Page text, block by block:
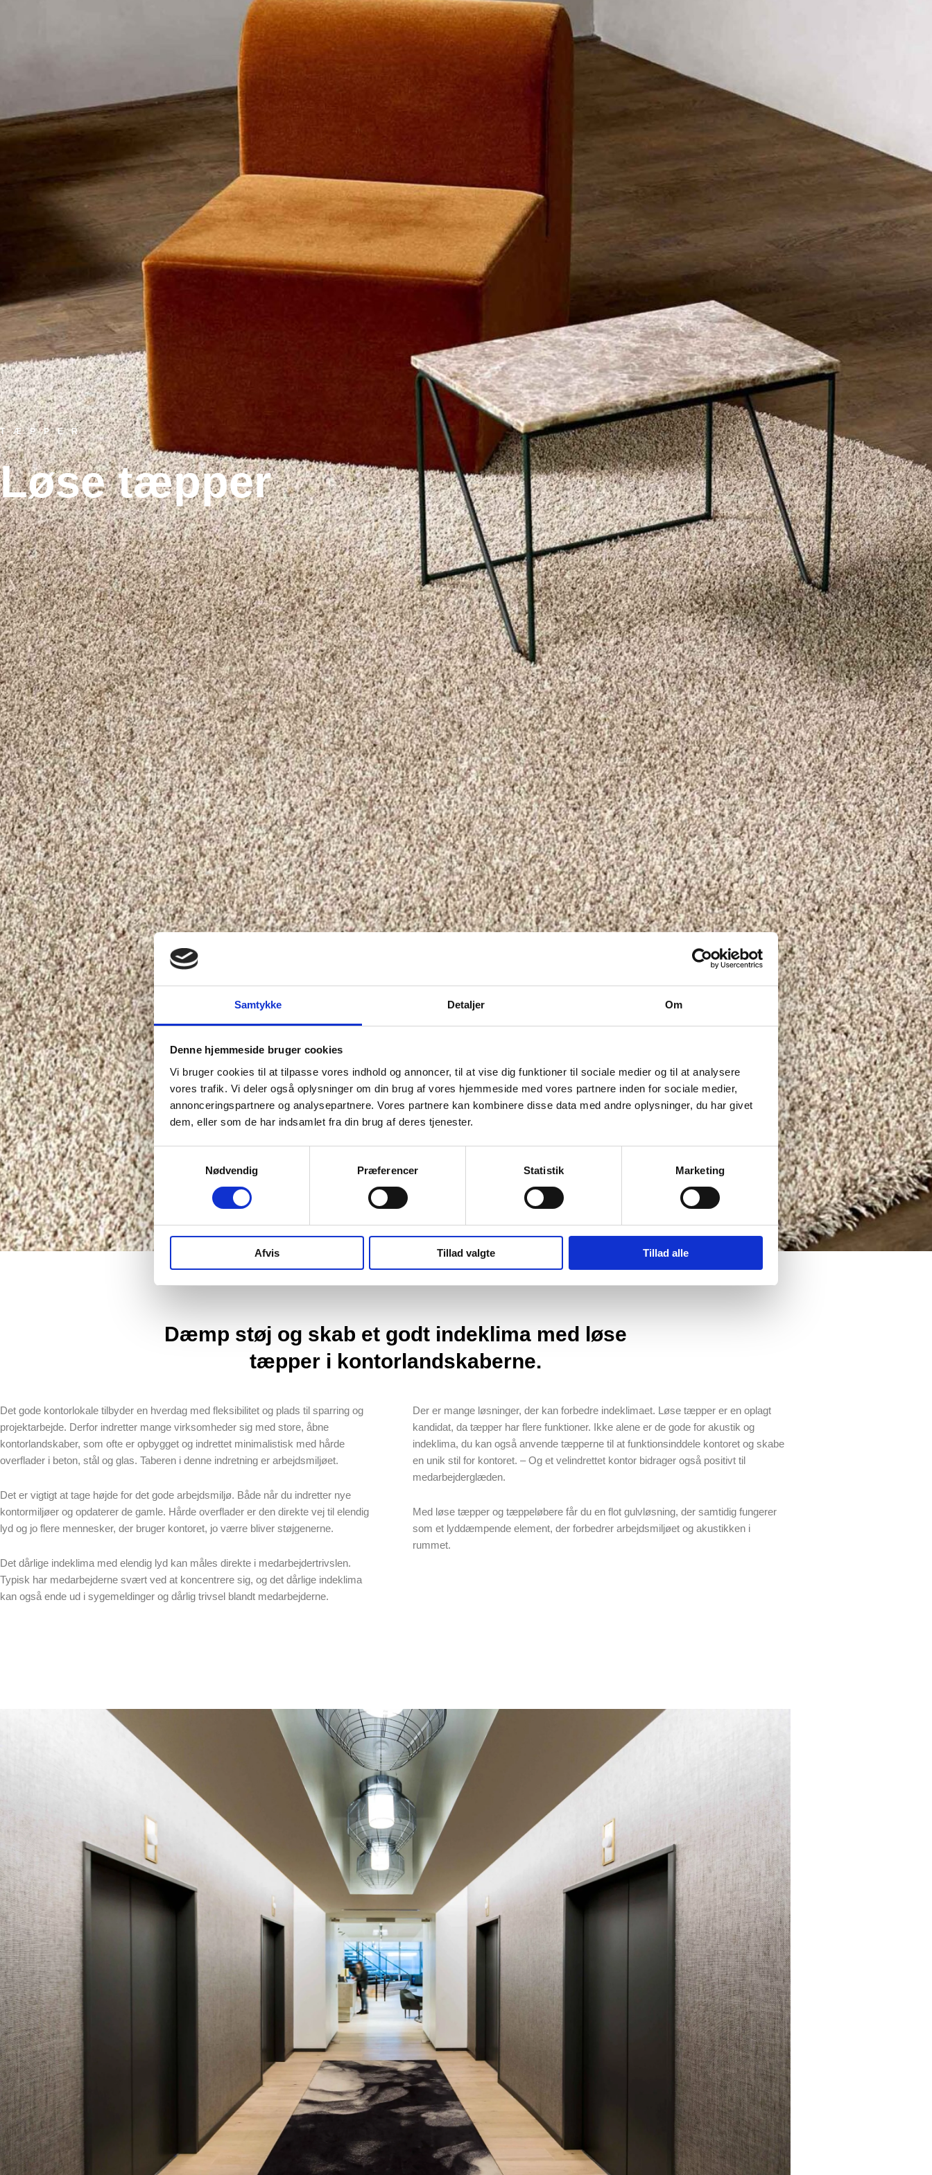
Samtykke Detaljer Om
Denne hjemmeside bruger cookies
Vi bruger cookies til at tilpasse vores indhold og annoncer, til at vise dig funktioner til sociale medier og til at analysere
vores trafik. Vi deler også oplysninger om din brug af vores hjemmeside med vores partnere inden for sociale medier,
annonceringspartnere og analysepartnere. Vores partnere kan kombinere disse data med andre oplysninger, du har givet
dem, eller som de har indsamlet fra din brug af deres tjenester.
Samtykkevalg
Nødvendig
Præferencer Statistik Marketing
Afvis Tillad valgte Tillad alle
TÆPPER
Løse tæpper
Dæmp støj og skab et godt indeklima med løse
tæpper i kontorlandskaberne.
Det gode kontorlokale tilbyder en hverdag med fleksibilitet og plads til sparring og
projektarbejde. Derfor indretter mange virksomheder sig med store, åbne
kontorlandskaber, som ofte er opbygget og indrettet minimalistisk med hårde
overflader i beton, stål og glas. Taberen i denne indretning er arbejdsmiljøet.
Det er vigtigt at tage højde for det gode arbejdsmiljø. Både når du indretter nye
kontormiljøer og opdaterer de gamle. Hårde overflader er den direkte vej til elendig
lyd og jo flere mennesker, der bruger kontoret, jo værre bliver støjgenerne.
Det dårlige indeklima med elendig lyd kan måles direkte i medarbejdertrivslen.
Typisk har medarbejderne svært ved at koncentrere sig, og det dårlige indeklima
kan også ende ud i sygemeldinger og dårlig trivsel blandt medarbejderne.
Der er mange løsninger, der kan forbedre indeklimaet. Løse tæpper er en oplagt
kandidat, da tæpper har flere funktioner. Ikke alene er de gode for akustik og
indeklima, du kan også anvende tæpperne til at funktionsinddele kontoret og skabe
en unik stil for kontoret. – Og et velindrettet kontor bidrager også positivt til
medarbejderglæden.
Med løse tæpper og tæppeløbere får du en flot gulvløsning, der samtidig fungerer
som et lyddæmpende element, der forbedrer arbejdsmiljøet og akustikken i
rummet.